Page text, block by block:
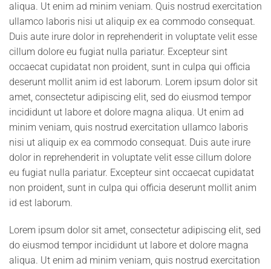
aliqua. Ut enim ad minim veniam. Quis nostrud exercitation
ullamco laboris nisi ut aliquip ex ea commodo consequat.
Duis aute irure dolor in reprehenderit in voluptate velit esse
cillum dolore eu fugiat nulla pariatur. Excepteur sint
occaecat cupidatat non proident, sunt in culpa qui officia
deserunt mollit anim id est laborum. Lorem ipsum dolor sit
amet, consectetur adipiscing elit, sed do eiusmod tempor
incididunt ut labore et dolore magna aliqua. Ut enim ad
minim veniam, quis nostrud exercitation ullamco laboris
nisi ut aliquip ex ea commodo consequat. Duis aute irure
dolor in reprehenderit in voluptate velit esse cillum dolore
eu fugiat nulla pariatur. Excepteur sint occaecat cupidatat
non proident, sunt in culpa qui officia deserunt mollit anim
id est laborum.
Lorem ipsum dolor sit amet, consectetur adipiscing elit, sed
do eiusmod tempor incididunt ut labore et dolore magna
aliqua. Ut enim ad minim veniam, quis nostrud exercitation